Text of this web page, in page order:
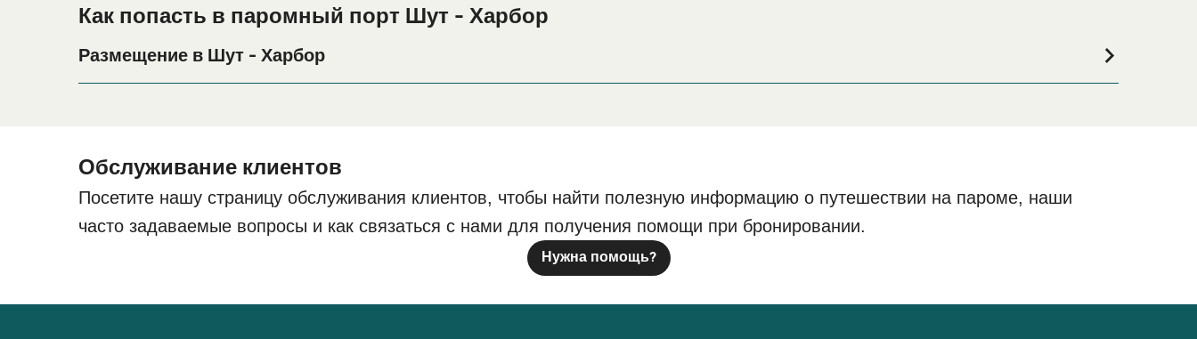
Как попасть в паромный порт Шут - Харбор
Размещение в Шут - Харбор
Обслуживание клиентов
Посетите нашу страницу обслуживания клиентов, чтобы найти полезную информацию о путешествии на пароме, наши
часто задаваемые вопросы и как связаться с нами для получения помощи при бронировании.
Нужна помощь?